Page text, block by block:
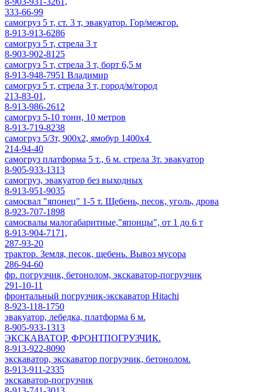
333-66-99
самогруз 5 т, ст. 3 т, эвакуатор. Гор/межгор.
8-913-913-6286
самогруз 5 т, стрела 3 т
8-903-902-8125
самогруз 5 т, стрела 3 т, борт 6,5 м
8-913-948-7951 Владимир
самогруз 5 т, стрела 3 т, город/м/город
213-83-01,
8-913-986-2612
самогруз 5-10 тонн, 10 метров
8-913-719-8238
самогруз 5/3т, 900х2, ямобур 1400х4
214-94-40
самогруз платформа 5 т., 6 м. стрела 3т. эвакуатор
8-905-933-1313
самогруз, эвакуатор без выходных
8-913-951-9035
самосвал "японец" 1-5 т. Щебень, песок, уголь, дрова
8-923-707-1898
самосвалы малогабаритные,"японцы", от 1 до 6 т
8-913-904-7171,
287-93-20
трактор. Земля, песок, щебень. Вывоз мусора
286-94-60
фр. погрузчик, бетонолом, экскаватор-погрузчик
291-10-11
фронтальный погрузчик-экскаватор Hitachi
8-923-118-1750
эвакуатор, лебедка, платформа 6 м.
8-905-933-1313
ЭКСКАВАТОР, ФРОНТПОГРУЗЧИК.
8-913-922-8090
экскаватор, экскаватор погрузчик, бетонолом.
8-913-911-2335
экскаватор-погрузчик